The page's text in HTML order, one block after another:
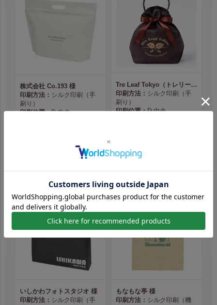
株式会社 Co.193 様
印刷方法： シルク印刷（手
刷り）
印刷位置：D 中央
Tre Leaf Tokyo（トレリーフ東京） 様
印刷方法： シルク印刷（手
刷り）
印刷位置：D 中央
商品ページへ
いしかわフォトスタジオ 様
印刷方法： シルク印刷（手
もなもな亭 様
印刷方法： シルク印刷（機